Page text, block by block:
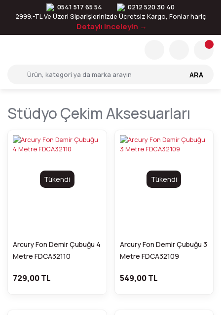
0541 517 65 54
0212 520 30 40
2999.-TL Ve Üzeri Siparişlerinizde Ücretsiz Kargo, Fonlar hariç
Detaylı inceleyin →
ARA
Stüdyo Çekim Aksesuarları
Tükendi
Arcury Fon Demir Çubuğu 4
Metre FDCA32110
729,00 TL
Tükendi
Arcury Fon Demir Çubuğu 3
Metre FDCA32109
549,00 TL